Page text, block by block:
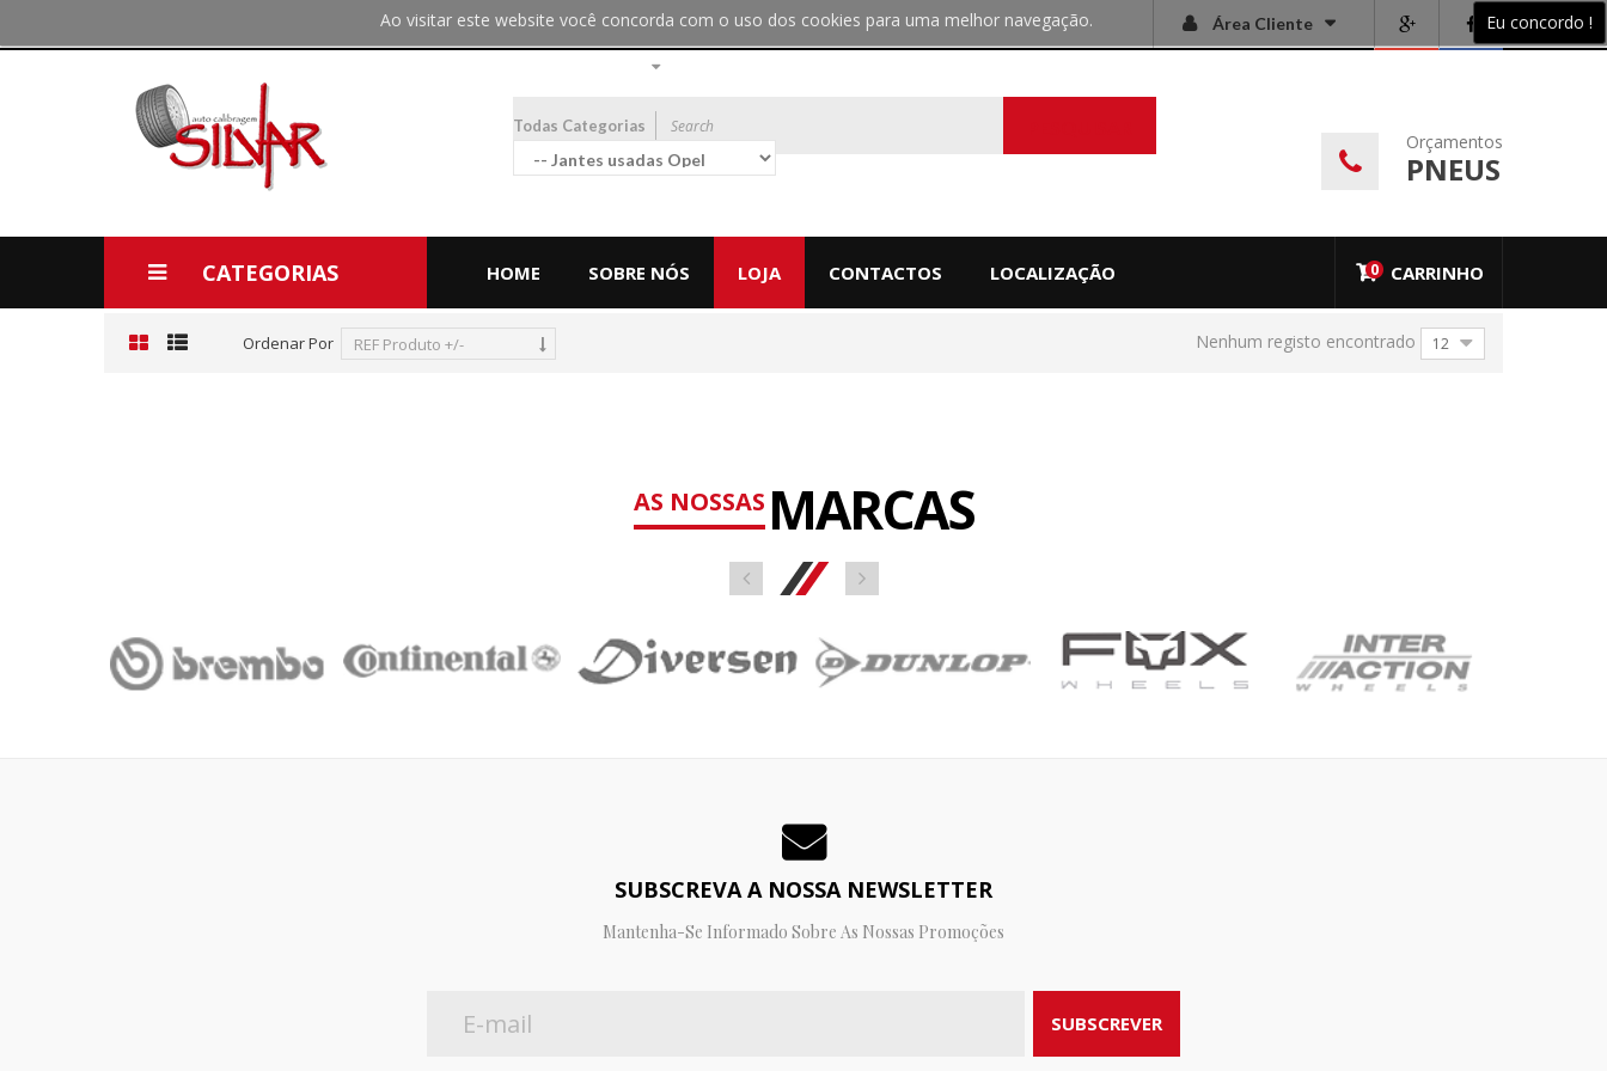
Ao visitar este website você concorda com o uso dos cookies para uma melhor navegação. Eu concordo !
Área Cliente
Todas Categorias
Orçamentos
PNEUS
CATEGORIAS HOME SOBRE NÓS LOJA CONTACTOS LOCALIZAÇÃO 0 CARRINHO
Ordenar Por REF Produto +/- Nenhum registo encontrado 12
AS NOSSASMARCAS
SUBSCREVA A NOSSA NEWSLETTER
Mantenha-Se Informado Sobre As Nossas Promoções